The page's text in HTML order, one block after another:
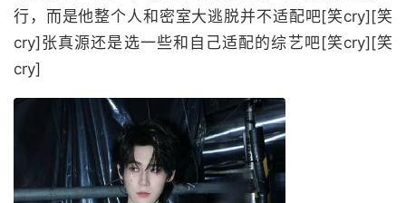
行，而是他整个人和密室大逃脱并不适配吧[笑cry][笑
cry]张真源还是选一些和自己适配的综艺吧[笑cry][笑
cry] ​